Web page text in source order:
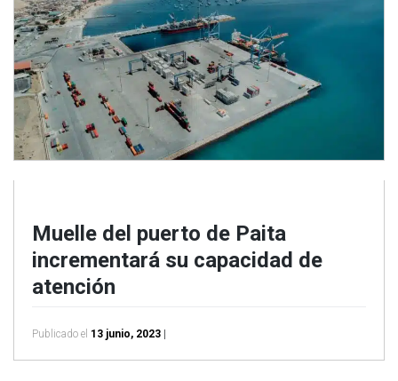
Muelle del puerto de Paita
incrementará su capacidad de
atención
Publicado el 13 junio, 2023 |